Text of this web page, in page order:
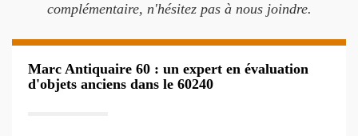
complémentaire, n'hésitez pas à nous joindre.
Marc Antiquaire 60 : un expert en évaluation
d'objets anciens dans le 60240